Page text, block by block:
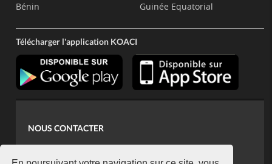
Bénin
Guinée Equatorial
Télécharger l'application KOACI
NOUS CONTACTER